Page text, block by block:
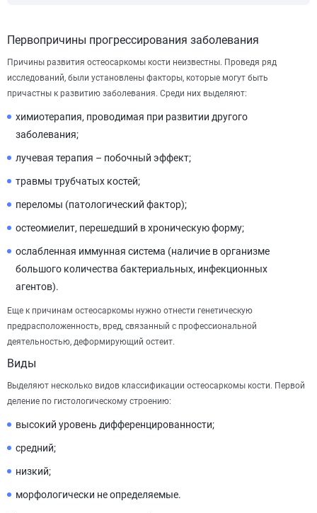
Первопричины прогрессирования заболевания
Причины развития остеосаркомы кости неизвестны. Проведя ряд
исследований, были установлены факторы, которые могут быть
причастны к развитию заболевания. Среди них выделяют:
химиотерапия, проводимая при развитии другого
заболевания;
лучевая терапия – побочный эффект;
травмы трубчатых костей;
переломы (патологический фактор);
остеомиелит, перешедший в хроническую форму;
ослабленная иммунная система (наличие в организме
большого количества бактериальных, инфекционных
агентов).
Еще к причинам остеосаркомы нужно отнести генетическую
предрасположенность, вред, связанный с профессиональной
деятельностью, деформирующий остеит.
Виды
Выделяют несколько видов классификации остеосаркомы кости. Первой
деление по гистологическому строению:
высокий уровень дифференцированности;
средний;
низкий;
морфологически не определяемые.